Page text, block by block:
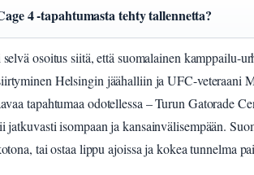
4 -tapahtumasta tehty tallennetta?
osoitus siitä, että suomalainen kamppailu-
Helsingin jäähalliin ja UFC-veteraani
tapahtumaa odotellessa – Turun Gatorade
isompaan ja kansainvälisempään.
tai ostaa lippu ajoissa ja kokea tunnelma